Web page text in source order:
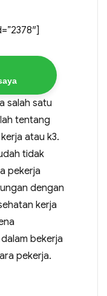
salah satu
tentang
atau k3.
tidak
pekerja
dengan
kerja
bekerja
pekerja.